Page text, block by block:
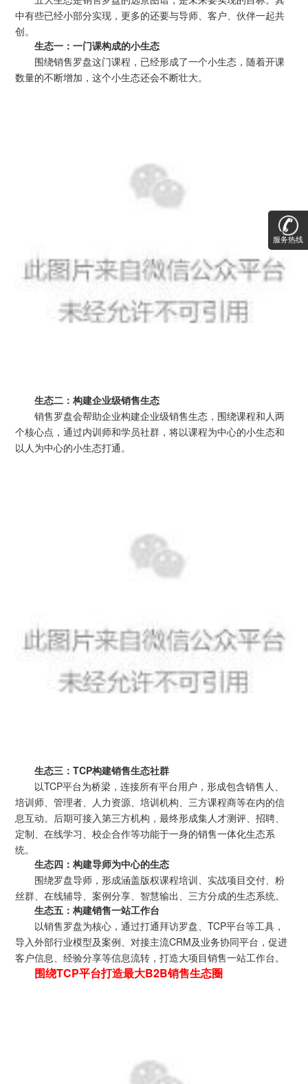
服务热线
中有些已经小部分实现，更多的还要与导师、客户、伙伴一起共
创。
生态一：一门课构成的小生态
围绕销售罗盘这门课程，已经形成了一个小生态，随着开课
数量的不断增加，这个小生态还会不断壮大。
生态二：构建企业级销售生态
销售罗盘会帮助企业构建企业级销售生态，围绕课程和人两
个核心点，通过内训师和学员社群，将以课程为中心的小生态和
以人为中心的小生态打通。
生态三：TCP构建销售生态社群
以TCP平台为桥梁，连接所有平台用户，形成包含销售人、
培训师、管理者、人力资源、培训机构、三方课程商等在内的信
息互动。后期可接入第三方机构，最终形成集人才测评、招聘、
定制、在线学习、校企合作等功能于一身的销售一体化生态系
统。
生态四：构建导师为中心的生态
围绕罗盘导师，形成涵盖版权课程培训、实战项目交付、粉
丝群、在线辅导、案例分享、智慧输出、三方分成的生态系统。
生态五：构建销售一站工作台
以销售罗盘为核心，通过打通拜访罗盘、TCP平台等工具，
导入外部行业模型及案例、对接主流CRM及业务协同平台，促进
客户信息、经验分享等信息流转，打造大项目销售一站工作台。
围绕TCP平台打造最大B2B销售生态圈